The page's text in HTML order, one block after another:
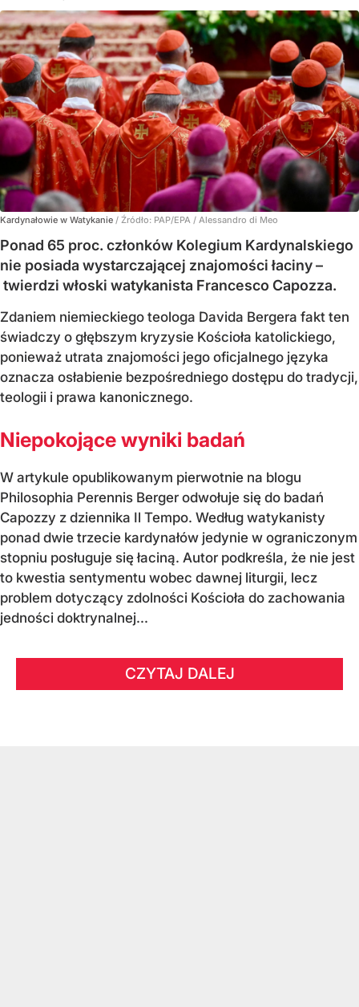
Kardynałowie w Watykanie / Źródło: PAP/EPA / Alessandro di Meo
Ponad 65 proc. członków Kolegium Kardynalskiego
nie posiada wystarczającej znajomości łaciny –
twierdzi włoski watykanista Francesco Capozza.
Zdaniem niemieckiego teologa Davida Bergera fakt ten
świadczy o głębszym kryzysie Kościoła katolickiego,
ponieważ utrata znajomości jego oficjalnego języka
oznacza osłabienie bezpośredniego dostępu do tradycji,
teologii i prawa kanonicznego.
Niepokojące wyniki badań
W artykule opublikowanym pierwotnie na blogu
Philosophia Perennis Berger odwołuje się do badań
Capozzy z dziennika Il Tempo. Według watykanisty
ponad dwie trzecie kardynałów jedynie w ograniczonym
stopniu posługuje się łaciną. Autor podkreśla, że nie jest
to kwestia sentymentu wobec dawnej liturgii, lecz
problem dotyczący zdolności Kościoła do zachowania
jedności doktrynalnej...
CZYTAJ DALEJ